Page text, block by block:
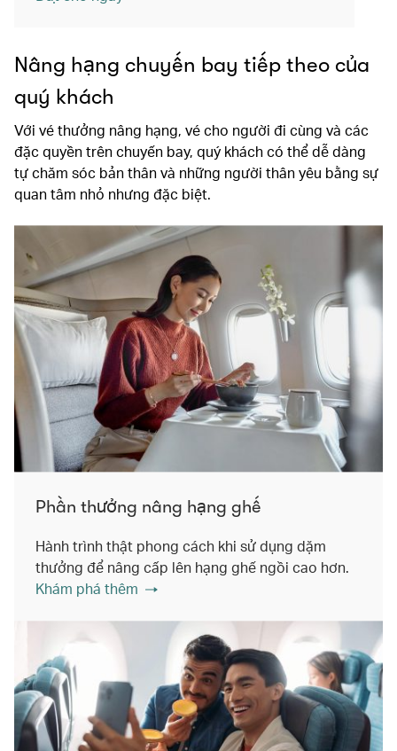
Nâng hạng chuyến bay tiếp theo của
quý khách
Với vé thưởng nâng hạng, vé cho người đi cùng và các
đặc quyền trên chuyến bay, quý khách có thể dễ dàng
tự chăm sóc bản thân và những người thân yêu bằng sự
quan tâm nhỏ nhưng đặc biệt.
Phần thưởng nâng hạng ghế
Hành trình thật phong cách khi sử dụng dặm
thưởng để nâng cấp lên hạng ghế ngồi cao hơn.
Khám phá thêm